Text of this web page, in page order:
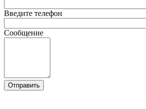
Введите телефон
Сообщение